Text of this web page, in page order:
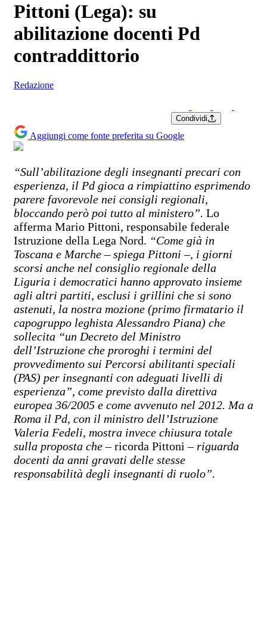
Pittoni (Lega): su
abilitazione docenti Pd
contraddittorio
Redazione
Condividi
Aggiungi come fonte preferita su Google
“Sull’abilitazione degli insegnanti precari con
esperienza, il Pd gioca a rimpiattino esprimendo
parere favorevole nei consigli regionali,
bloccando però poi tutto al ministero”. Lo
afferma Mario Pittoni, responsabile federale
Istruzione della Lega Nord. “Come già in
Toscana e Marche – spiega Pittoni –, i giorni
scorsi anche nel consiglio regionale della
Liguria i democratici hanno approvato insieme
agli altri partiti, esclusi i grillini che si sono
astenuti, la nostra mozione (primo firmatario il
capogruppo leghista Alessandro Piana) che
sollecita “un Decreto del Ministro
dell’Istruzione che proroghi i termini del
provvedimento sui Percorsi abilitanti speciali
(PAS) per insegnanti con adeguati livelli di
esperienza”, come previsto dalla direttiva
europea 36/2005 e come avvenuto nel 2012. Ma a
Roma il Pd, con il ministro dell’Istruzione
Valeria Fedeli, mostra invece chiusura totale
sulla proposta che– ricorda Pittoni –riguarda
docenti da anni gravati delle stesse
responsabilità degli insegnanti di ruolo”.